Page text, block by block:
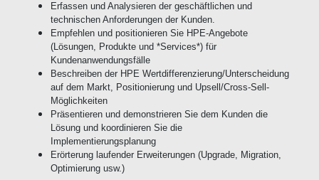
Erfassen und Analysieren der geschäftlichen und
technischen Anforderungen der Kunden.
Empfehlen und positionieren Sie HPE-Angebote
(Lösungen, Produkte und *Services*) für
Kundenanwendungsfälle
Beschreiben der HPE Wertdifferenzierung/Unterscheidung
auf dem Markt, Positionierung und Upsell/Cross-Sell-
Möglichkeiten
Präsentieren und demonstrieren Sie dem Kunden die
Lösung und koordinieren Sie die
Implementierungsplanung
Erörterung laufender Erweiterungen (Upgrade, Migration,
Optimierung usw.)